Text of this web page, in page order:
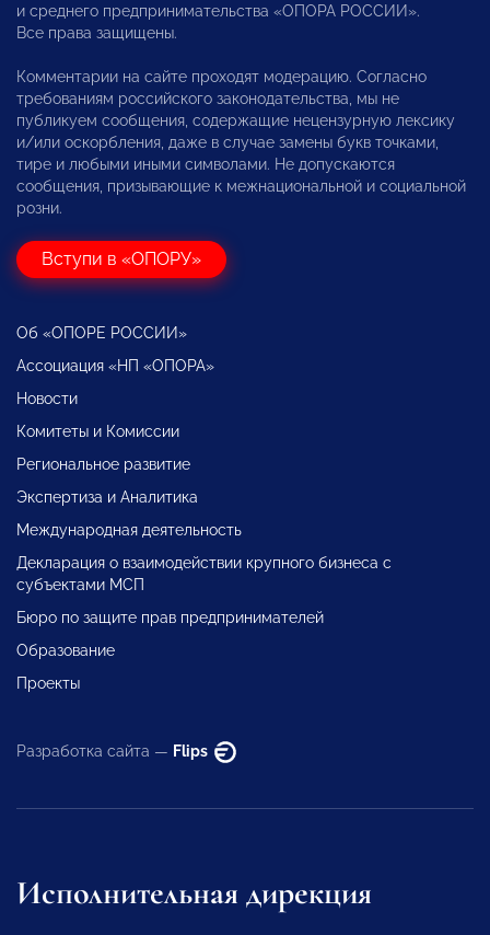
и среднего предпринимательства «ОПОРА РОССИИ».
Все права защищены.
Комментарии на сайте проходят модерацию. Согласно
требованиям российского законодательства, мы не
публикуем сообщения, содержащие нецензурную лексику
и/или оскорбления, даже в случае замены букв точками,
тире и любыми иными символами. Не допускаются
сообщения, призывающие к межнациональной и социальной
розни.
Вступи в «ОПОРУ»
Об «ОПОРЕ РОССИИ»
Ассоциация «НП «ОПОРА»
Новости
Комитеты и Комиссии
Региональное развитие
Экспертиза и Аналитика
Международная деятельность
Декларация о взаимодействии крупного бизнеса с
субъектами МСП
Бюро по защите прав предпринимателей
Образование
Проекты
Разработка сайта — Flips
Исполнительная дирекция